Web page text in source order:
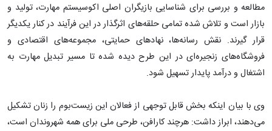
مطالعه و بررسی برای شناسایی بازیگران اصلی اکوسیستم مهارت، تولید و
بازار است و تلاش شده تمامی حلقه‌های اثرگذار در این فرآیند در کنار یکدیگر
قرار گیرند. نقش رسانه‌ها، نهادهای حمایتی، مجموعه‌های اقتصادی و
فروشگاه‌های زنجیره‌ای در این طرح دیده شده تا مسیر تبدیل مهارت به
اشتغال و درآمد پایدار تسهیل شود.
وی با بیان اینکه بخش قابل توجهی از فعالان این زیست‌بوم را زنان تشکیل
می‌دهند، ابراز داشت: هرچند کارافن، طرحی ملی برای همه شهروندان است،